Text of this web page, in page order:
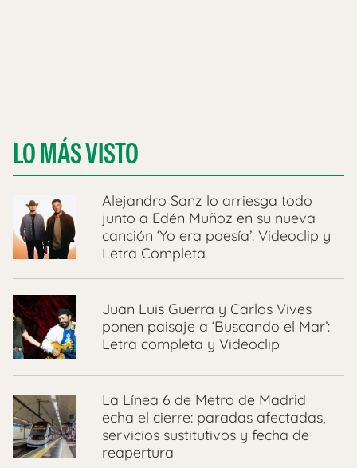
LO MÁS VISTO
Alejandro Sanz lo arriesga todo
junto a Edén Muñoz en su nueva
canción ‘Yo era poesía’: Videoclip y
Letra Completa
Juan Luis Guerra y Carlos Vives
ponen paisaje a ‘Buscando el Mar’:
Letra completa y Videoclip
La Línea 6 de Metro de Madrid
echa el cierre: paradas afectadas,
servicios sustitutivos y fecha de
reapertura